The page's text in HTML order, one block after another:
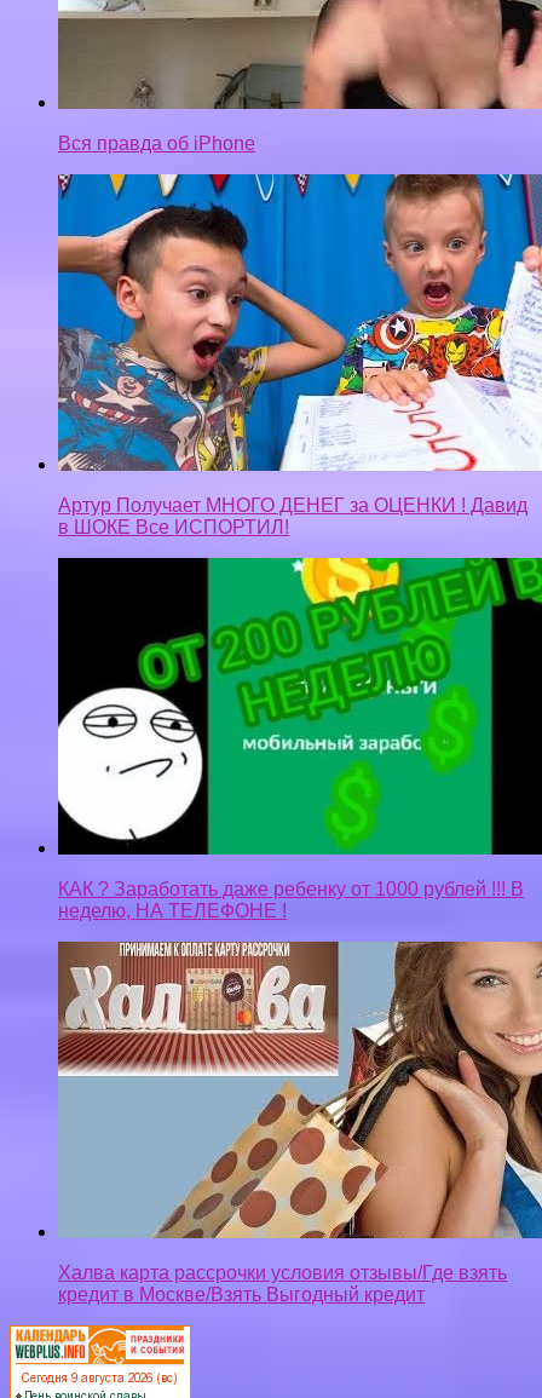
Вся правда об iPhone
Артур Получает МНОГО ДЕНЕГ за ОЦЕНКИ ! Давид
в ШОКЕ Все ИСПОРТИЛ!
КАК ? Заработать даже ребенку от 1000 рублей !!! В
неделю, НА ТЕЛЕФОНЕ !
Халва карта рассрочки условия отзывы/Где взять
кредит в Москве/Взять Выгодный кредит